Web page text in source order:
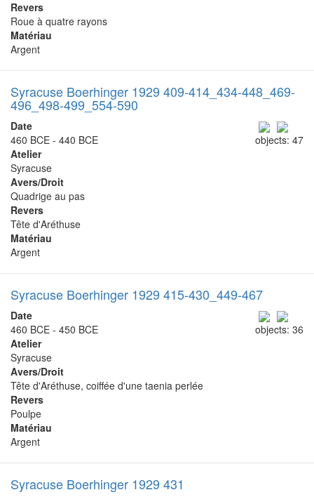
Revers
Roue à quatre rayons
Matériau
Argent
Syracuse Boerhinger 1929 409-414_434-448_469-
496_498-499_554-590
objects: 47
Date
460 BCE - 440 BCE
Atelier
Syracuse
Avers/Droit
Quadrige au pas
Revers
Tête d'Aréthuse
Matériau
Argent
Syracuse Boerhinger 1929 415-430_449-467
objects: 36
Date
460 BCE - 450 BCE
Atelier
Syracuse
Avers/Droit
Tête d'Aréthuse, coiffée d'une taenia perlée
Revers
Poulpe
Matériau
Argent
Syracuse Boerhinger 1929 431